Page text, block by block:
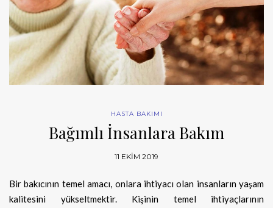
HASTA BAKIMI
Bağımlı İnsanlara Bakım
11 EKIM 2019
Bir bakıcının temel amacı, onlara ihtiyacı olan insanların yaşam
kalitesini yükseltmektir. Kişinin temel ihtiyaçlarının